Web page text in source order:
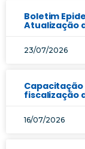
Boletim
Atualização
23/07/2026
fiscalização
16/07/2026